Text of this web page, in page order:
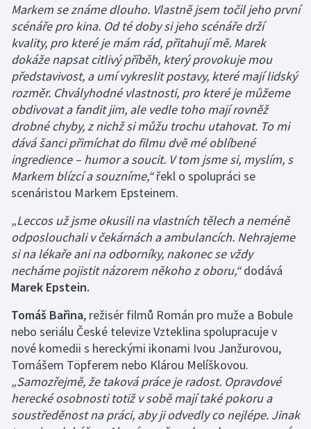
Markem se známe dlouho. Vlastně jsem točil jeho první
scénáře pro kina. Od té doby si jeho scénáře drží
kvality, pro které je mám rád, přitahují mě. Marek
dokáže napsat citlivý příběh, který provokuje mou
představivost, a umí vykreslit postavy, které mají lidský
rozměr. Chvályhodné vlastnosti, pro které je můžeme
obdivovat a fandit jim, ale vedle toho mají rovněž
drobné chyby, z nichž si můžu trochu utahovat. To mi
dává šanci přimíchat do filmu dvě mé oblíbené
ingredience – humor a soucit. V tom jsme si, myslím, s
Markem blízcí a souzníme,“řekl o spolupráci se
scenáristou Markem Epsteinem.
„Leccos už jsme okusili na vlastních tělech a neméně
odposlouchali v čekárnách a ambulancích. Nehrajeme
si na lékaře ani na odborníky, nakonec se vždy
necháme pojistit názorem někoho z oboru,“dodává
Marek Epstein.
Tomáš Bařina, režisér filmů Román pro muže a Bobule
nebo seriálu České televize Vzteklina spolupracuje v
nové komedii s hereckými ikonami Ivou Janžurovou,
Tomášem Töpferem nebo Klárou Melíškovou.
„Samozřejmě, že taková práce je radost. Opravdové
herecké osobnosti totiž v sobě mají také pokoru a
soustředěnost na práci, aby ji odvedly co nejlépe. Jinak